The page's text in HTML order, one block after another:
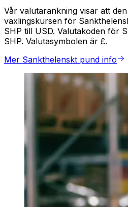
Vår valutarankning visar att
växlingskursen för
SHP till USD. Valutakoden för
SHP. Valutasymbolen är £.
Mer Sankthelenskt pund info